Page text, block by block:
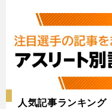
人気記事ランキング